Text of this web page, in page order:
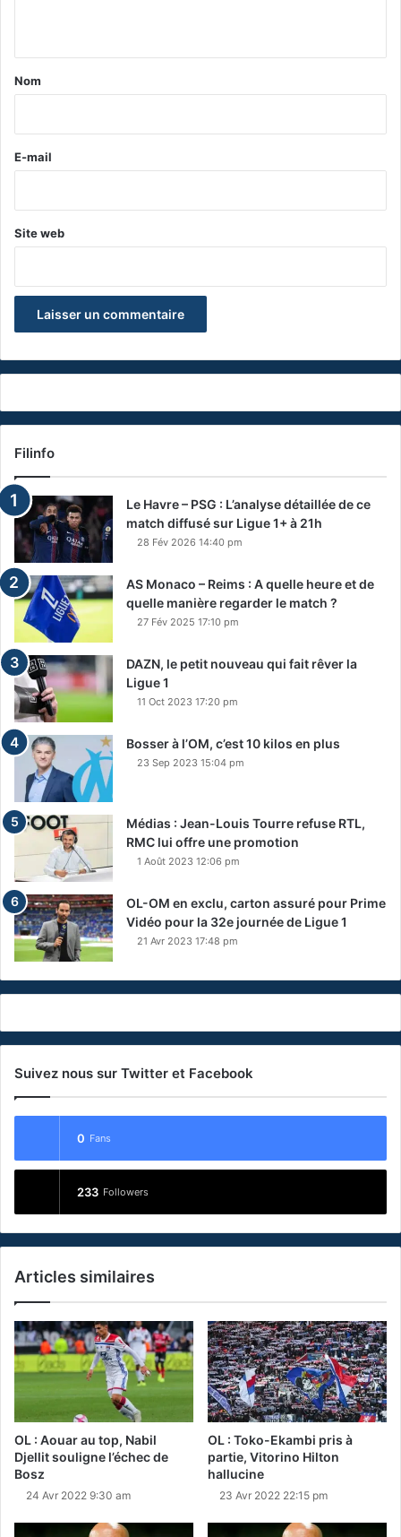
a
e
Nom
E-mail
Site web
Filinfo
Le Havre – PSG : L’analyse détaillée de ce
match diffusé sur Ligue 1+ à 21h
28 Fév 2026 14:40 pm
AS Monaco – Reims : A quelle heure et de
quelle manière regarder le match ?
27 Fév 2025 17:10 pm
DAZN, le petit nouveau qui fait rêver la
Ligue 1
11 Oct 2023 17:20 pm
Bosser à l’OM, c’est 10 kilos en plus
23 Sep 2023 15:04 pm
Médias : Jean-Louis Tourre refuse RTL,
RMC lui offre une promotion
1 Août 2023 12:06 pm
OL-OM en exclu, carton assuré pour Prime
Vidéo pour la 32e journée de Ligue 1
21 Avr 2023 17:48 pm
Suivez nous sur Twitter et Facebook
0 Fans
233 Followers
Articles similaires
OL : Aouar au top, Nabil
Djellit souligne l’échec de
Bosz
24 Avr 2022 9:30 am
OL : Toko-Ekambi pris à
partie, Vitorino Hilton
hallucine
23 Avr 2022 22:15 pm